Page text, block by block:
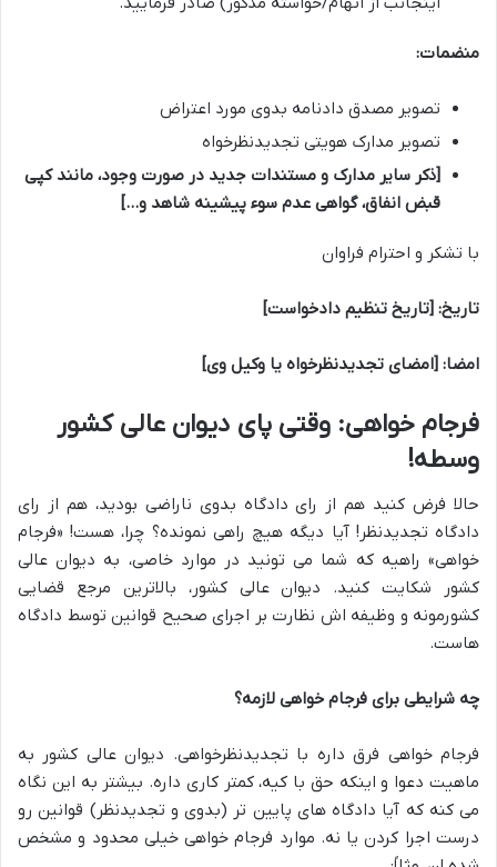
منضمات:
تصویر مصدق دادنامه بدوی مورد اعتراض
تصویر مدارک هویتی تجدیدنظرخواه
[ذکر سایر مدارک و مستندات جدید در صورت وجود، مانند کپی
قبض انفاق، گواهی عدم سوء پیشینه شاهد و…]
با تشکر و احترام فراوان
تاریخ: [تاریخ تنظیم دادخواست]
امضا: [امضای تجدیدنظرخواه یا وکیل وی]
فرجام خواهی: وقتی پای دیوان عالی کشور
وسطه!
حالا فرض کنید هم از رای دادگاه بدوی ناراضی بودید، هم از رای
دادگاه تجدیدنظر! آیا دیگه هیچ راهی نمونده؟ چرا، هست! «فرجام
خواهی» راهیه که شما می تونید در موارد خاصی، به دیوان عالی
کشور شکایت کنید. دیوان عالی کشور، بالاترین مرجع قضایی
کشورمونه و وظیفه اش نظارت بر اجرای صحیح قوانین توسط دادگاه
هاست.
چه شرایطی برای فرجام خواهی لازمه؟
فرجام خواهی فرق داره با تجدیدنظرخواهی. دیوان عالی کشور به
ماهیت دعوا و اینکه حق با کیه، کمتر کاری داره. بیشتر به این نگاه
می کنه که آیا دادگاه های پایین تر (بدوی و تجدیدنظر) قوانین رو
درست اجرا کردن یا نه. موارد فرجام خواهی خیلی محدود و مشخص